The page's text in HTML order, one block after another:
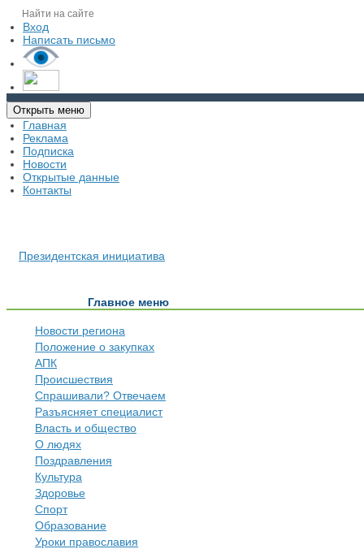
Вход
Написать письмо
Открыть меню
Главная
Реклама
Подписка
Новости
Открытые данные
Контакты
Президентская инициатива
Главное меню
Новости региона
Положение о закупках
АПК
Происшествия
Спрашивали? Отвечаем
Разъясняет специалист
Власть и общество
О людях
Поздравления
Культура
Здоровье
Спорт
Образование
Уроки православия